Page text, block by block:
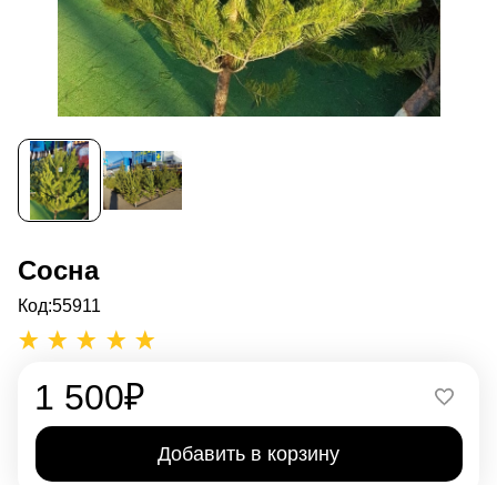
Сосна
Код:55911
1 500₽
Добавить в корзину